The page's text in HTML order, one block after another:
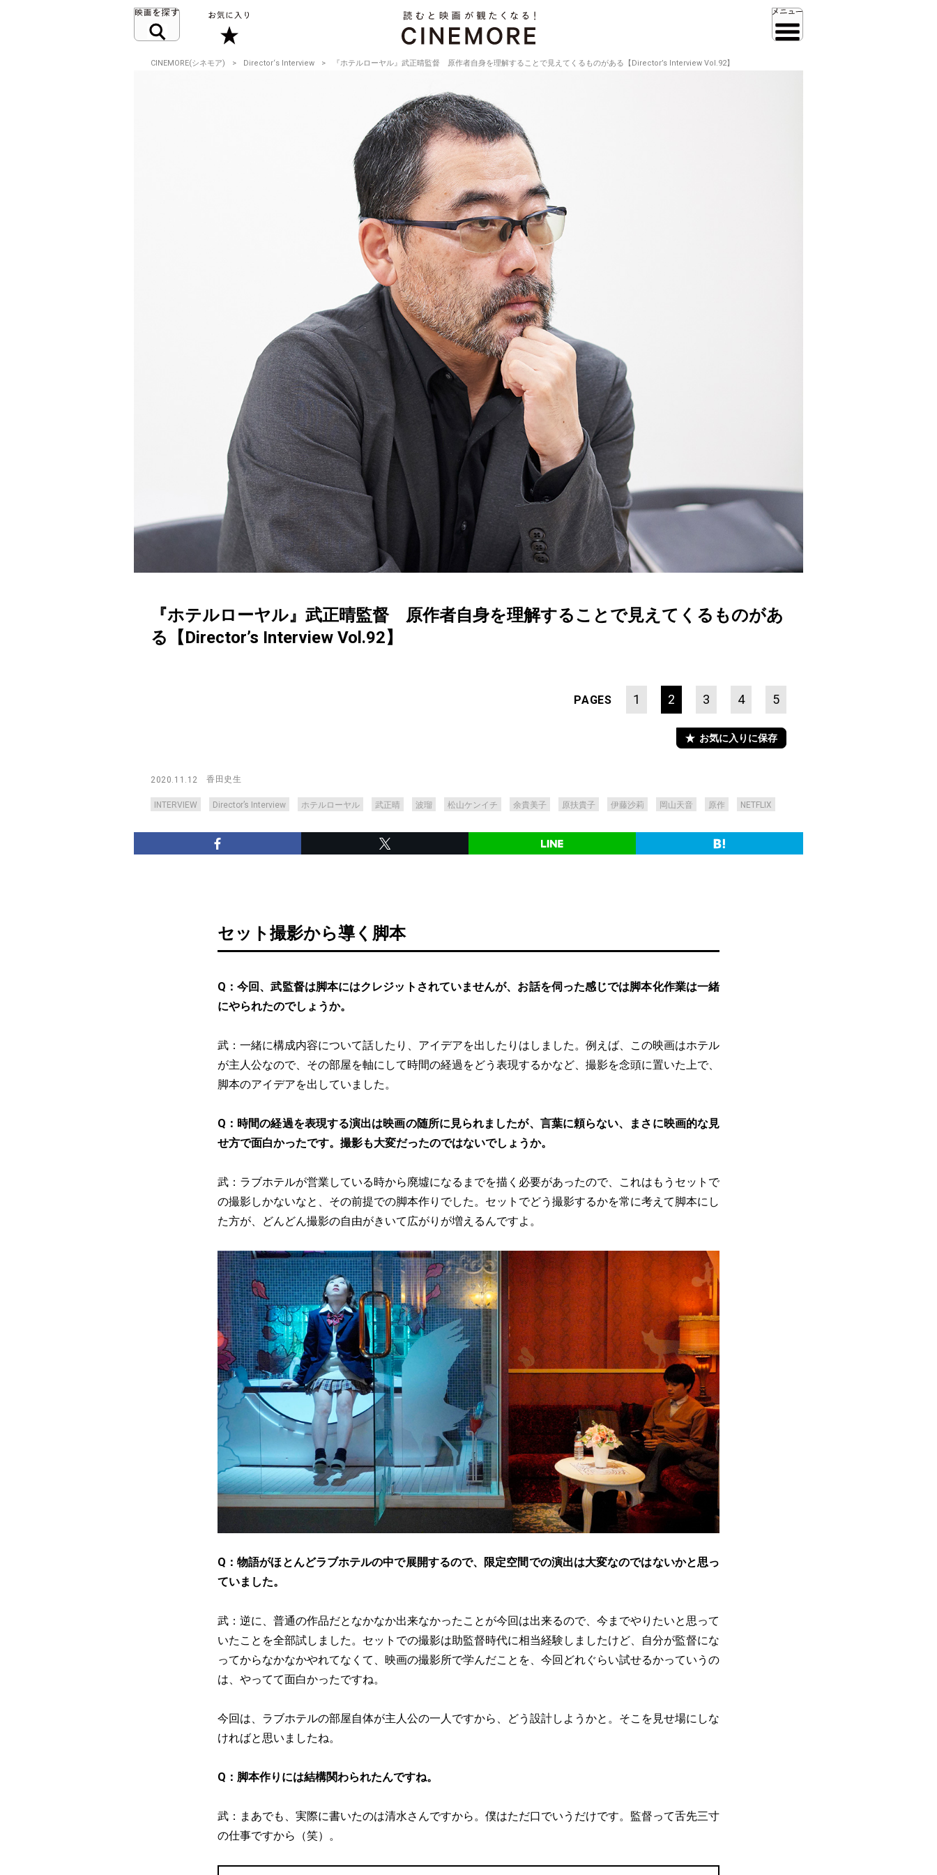
CINEMORE(シネモア) Director‘s Interview 『ホテルローヤル』武正晴監督 原作者自身を理解することで見えてくるものがある【Director’s Interview Vol.92】
『ホテルローヤル』武正晴監督 原作者自身を理解することで見えてくるものがあ
る【Director’s Interview Vol.92】
PAGES 1 2 3 4 5
お気に入りに保存
2020.11.12 香田史生
INTERVIEW Director’s Interview ホテルローヤル 武正晴 波瑠 松山ケンイチ 余貴美子 原扶貴子 伊藤沙莉 岡山天音 原作 NETFLIX
セット撮影から導く脚本
Q：今回、武監督は脚本にはクレジットされていませんが、お話を伺った感じでは脚本化作業は一緒
にやられたのでしょうか。
武：一緒に構成内容について話したり、アイデアを出したりはしました。例えば、この映画はホテル
が主人公なので、その部屋を軸にして時間の経過をどう表現するかなど、撮影を念頭に置いた上で、
脚本のアイデアを出していました。
Q：時間の経過を表現する演出は映画の随所に見られましたが、言葉に頼らない、まさに映画的な見
せ方で面白かったです。撮影も大変だったのではないでしょうか。
武：ラブホテルが営業している時から廃墟になるまでを描く必要があったので、これはもうセットで
の撮影しかないなと、その前提での脚本作りでした。セットでどう撮影するかを常に考えて脚本にし
た方が、どんどん撮影の自由がきいて広がりが増えるんですよ。
Q：物語がほとんどラブホテルの中で展開するので、限定空間での演出は大変なのではないかと思っ
ていました。
武：逆に、普通の作品だとなかなか出来なかったことが今回は出来るので、今までやりたいと思って
いたことを全部試しました。セットでの撮影は助監督時代に相当経験しましたけど、自分が監督にな
ってからなかなかやれてなくて、映画の撮影所で学んだことを、今回どれぐらい試せるかっていうの
は、やってて面白かったですね。
今回は、ラブホテルの部屋自体が主人公の一人ですから、どう設計しようかと。そこを見せ場にしな
ければと思いましたね。
Q：脚本作りには結構関わられたんですね。
武：まあでも、実際に書いたのは清水さんですから。僕はただ口でいうだけです。監督って舌先三寸
の仕事ですから（笑）。